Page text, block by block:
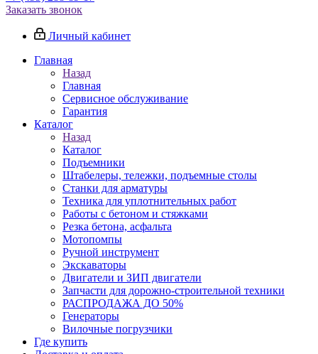
Заказать звонок
Личный кабинет
Главная
Назад
Главная
Сервисное обслуживание
Гарантия
Каталог
Назад
Каталог
Подъемники
Штабелеры, тележки, подъемные столы
Станки для арматуры
Техника для уплотнительных работ
Работы с бетоном и стяжками
Резка бетона, асфальта
Мотопомпы
Ручной инструмент
Экскаваторы
Двигатели и ЗИП двигатели
Запчасти для дорожно-строительной техники
РАСПРОДАЖА ДО 50%
Генераторы
Вилочные погрузчики
Где купить